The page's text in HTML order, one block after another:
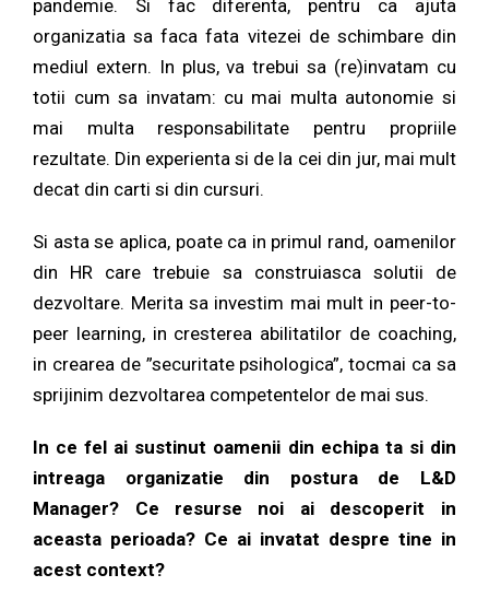
pandemie. Si fac diferenta, pentru ca ajuta
organizatia sa faca fata vitezei de schimbare din
mediul extern. In plus, va trebui sa (re)invatam cu
totii cum sa invatam: cu mai multa autonomie si
mai multa responsabilitate pentru propriile
rezultate. Din experienta si de la cei din jur, mai mult
decat din carti si din cursuri.
Si asta se aplica, poate ca in primul rand, oamenilor
din HR care trebuie sa construiasca solutii de
dezvoltare. Merita sa investim mai mult in peer-to-
peer learning, in cresterea abilitatilor de coaching,
in crearea de ”securitate psihologica”, tocmai ca sa
sprijinim dezvoltarea competentelor de mai sus.
In ce fel ai sustinut oamenii din echipa ta si din
intreaga organizatie din postura de L&D
Manager? Ce resurse noi ai descoperit in
aceasta perioada? Ce ai invatat despre tine in
acest context?